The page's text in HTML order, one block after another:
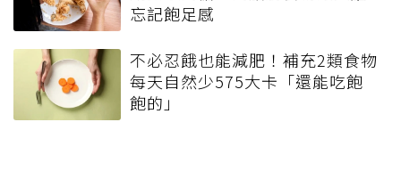
忘記飽足感
不必忍餓也能減肥！補充2類食物
每天自然少575大卡「還能吃飽
飽的」